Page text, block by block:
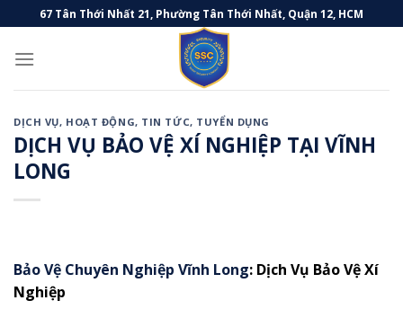
to
content
67 Tân Thới Nhất 21, Phường Tân Thới Nhất, Quận 12, HCM
DỊCH VỤ, HOẠT ĐỘNG, TIN TỨC, TUYỂN DỤNG
DỊCH VỤ BẢO VỆ XÍ NGHIỆP TẠI VĨNH
LONG
Bảo Vệ Chuyên Nghiệp Vĩnh Long: Dịch Vụ Bảo Vệ Xí
Nghiệp